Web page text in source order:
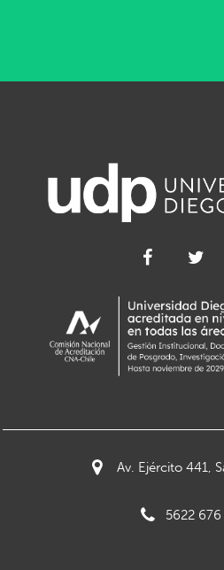
Av. Ejército 441,
5622